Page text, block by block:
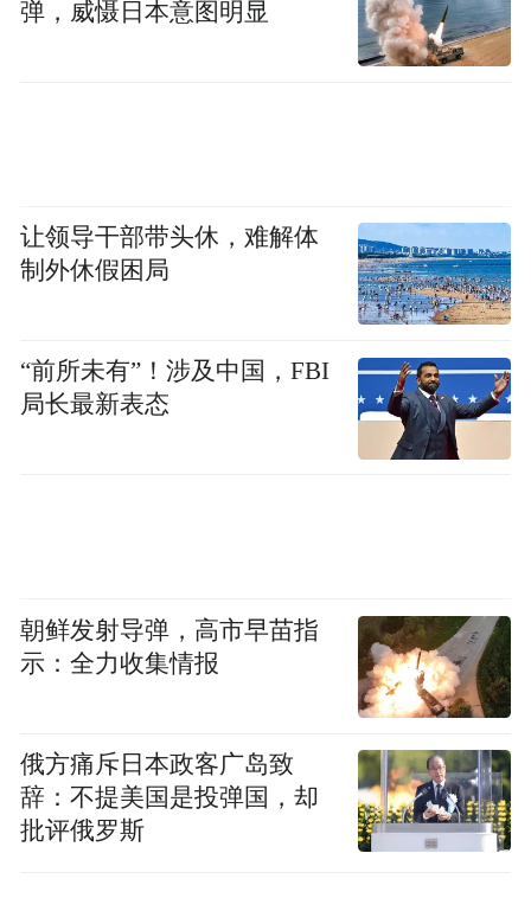
弹，威慑日本意图明显
让领导干部带头休，难解体
制外休假困局
“前所未有”！涉及中国，FBI
局长最新表态
朝鲜发射导弹，高市早苗指
示：全力收集情报
俄方痛斥日本政客广岛致
辞：不提美国是投弹国，却
批评俄罗斯